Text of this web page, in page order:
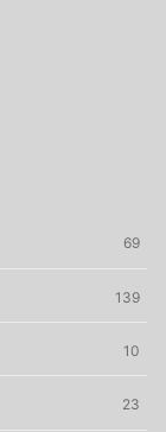
69
139
10
23